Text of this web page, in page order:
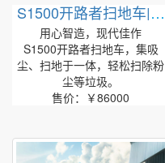
S1500开路者扫地车|高
美智慧型驾驶式扫地机
用心智造，现代佳作
S1500开路者扫地车，集吸
尘、扫地于一体，轻松扫除粉
尘等垃圾。
售价：￥86000